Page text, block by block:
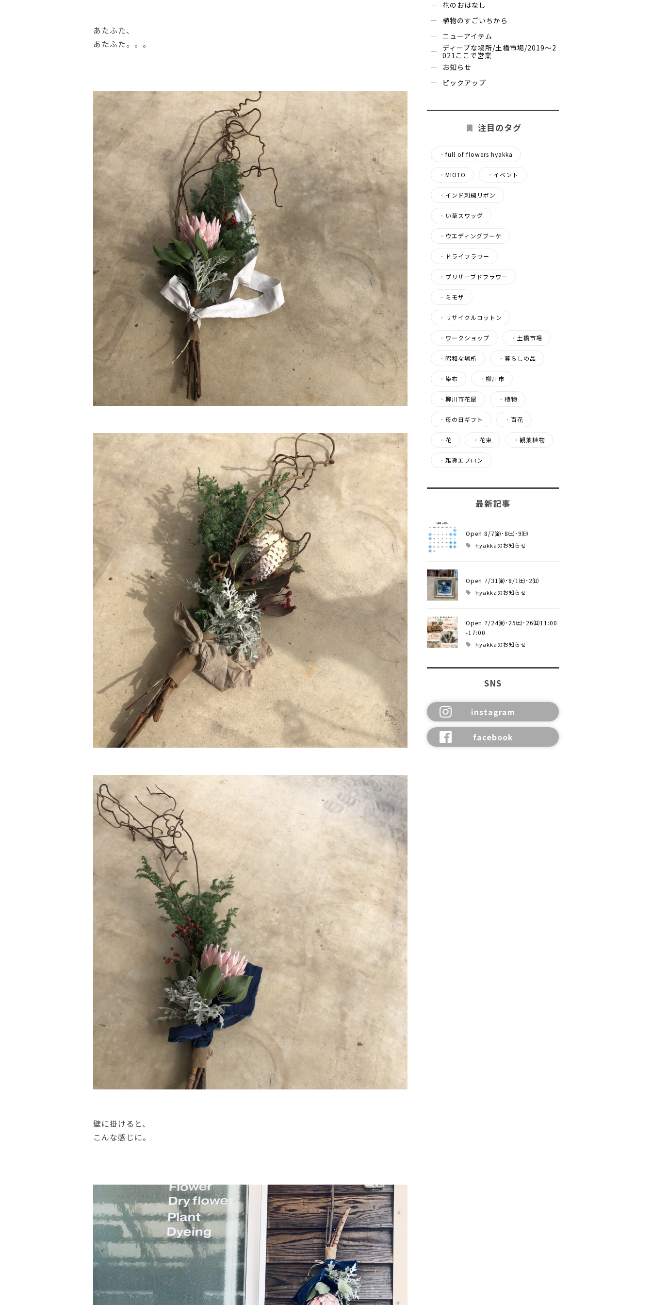
あたふた、
あたふた。。。
壁に掛けると、
こんな感じに。
花のおはなし
植物のすごいちから
ニューアイテム
ディープな場所/土橋市場/2019～2
021ここで営業
お知らせ
ピックアップ
注目のタグ
・ full of flowers hyakka
・ MIOTO ・ イベント
・ インド刺繍リボン
・ い草スワッグ
・ ウエディングブーケ
・ ドライフラワー
・ プリザーブドフラワー
・ ミモザ
・ リサイクルコットン
・ ワークショップ ・ 土橋市場
・ 昭和な場所 ・ 暮らしの品
・ 染布 ・ 柳川市
・ 柳川市花屋 ・ 植物
・ 母の日ギフト ・ 百花
・ 花 ・ 花束 ・ 観葉植物
・ 雑貨エプロン
最新記事
Open 8/7㈮･8㈯･9㈰
hyakkaのお知らせ
Open 7/31㈮･8/1㈯･2㈰
hyakkaのお知らせ
Open 7/24㈮･25㈯･26㈰11:00
-17:00
hyakkaのお知らせ
SNS
instagram
facebook